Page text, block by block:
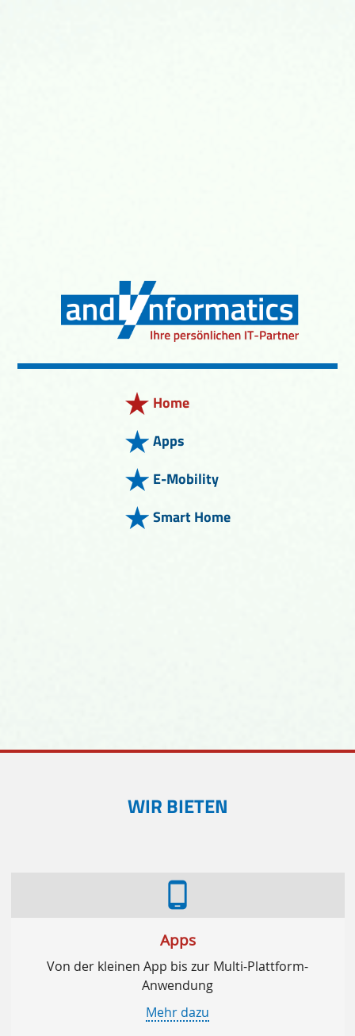
Home
Apps
E-Mobility
Smart Home
WIR BIETEN
phone_android
Apps
Von der kleinen App bis zur Multi-Plattform-
Anwendung
Mehr dazu